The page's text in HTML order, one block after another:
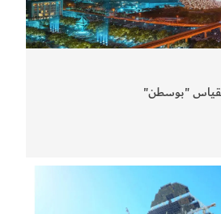
"بوسطن"